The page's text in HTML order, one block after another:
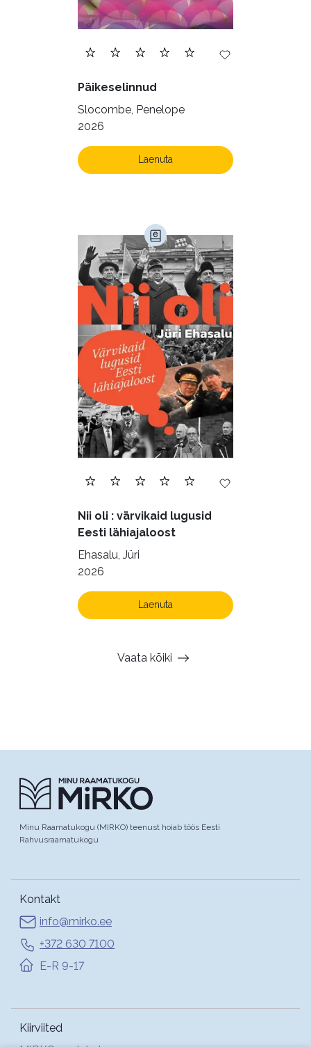
Päikeselinnud
Slocombe, Penelope
2026
Laenuta
Nii oli : värvikaid lugusid
Eesti lähiajaloost
Ehasalu, Jüri
2026
Laenuta
Vaata kõiki
Minu Raamatukogu (MIRKO) teenust hoiab töös Eesti
Rahvusraamatukogu
Kontakt
info@mirko.ee
+372 630 7100
E-R 9-17
Kiirviited